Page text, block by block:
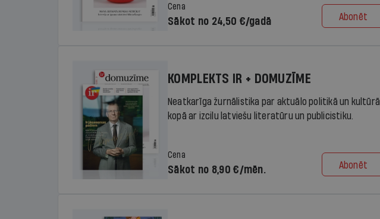
Cena
Sākot no 24,50 €/gadā Abonēt
KOMPLEKTS IR + DOMUZĪME
Neatkarīga žurnālistika par aktuālo politikā un kultūrā
kopā ar izcilu latviešu literatūru un publicistiku.
Cena
Sākot no 8,90 €/mēn. Abonēt